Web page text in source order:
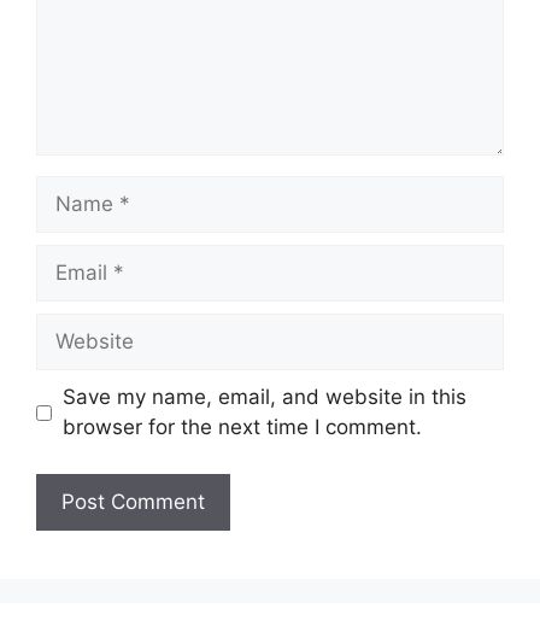
Name
Email
Website
Save my name, email, and website in this
browser for the next time I comment.